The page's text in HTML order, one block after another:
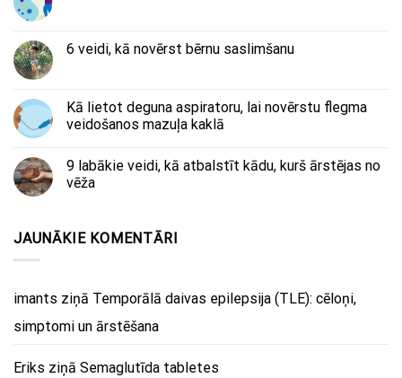
6 veidi, kā novērst bērnu saslimšanu
Kā lietot deguna aspiratoru, lai novērstu flegma
veidošanos mazuļa kaklā
9 labākie veidi, kā atbalstīt kādu, kurš ārstējas no
vēža
JAUNĀKIE KOMENTĀRI
imants ziņā Temporālā daivas epilepsija (TLE): cēloņi,
simptomi un ārstēšana
Eriks ziņā Semaglutīda tabletes